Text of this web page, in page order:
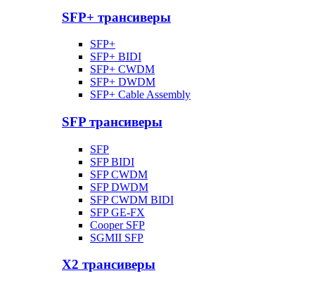
SFP+ трансиверы
SFP+
SFP+ BIDI
SFP+ CWDM
SFP+ DWDM
SFP+ Cable Assembly
SFP трансиверы
SFP
SFP BIDI
SFP CWDM
SFP DWDM
SFP CWDM BIDI
SFP GE-FX
Cooper SFP
SGMII SFP
X2 трансиверы